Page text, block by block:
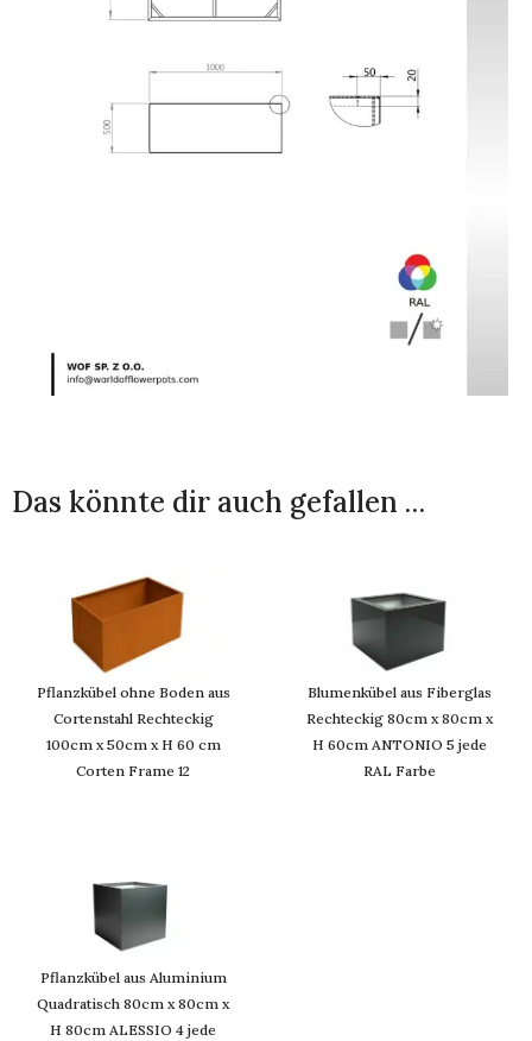
Das könnte dir auch gefallen …
Pflanzkübel ohne Boden aus
Cortenstahl Rechteckig
100cm x 50cm x H 60 cm
Corten Frame 12
Blumenkübel aus Fiberglas
Rechteckig 80cm x 80cm x
H 60cm ANTONIO 5 jede
RAL Farbe
Pflanzkübel aus Aluminium
Quadratisch 80cm x 80cm x
H 80cm ALESSIO 4 jede